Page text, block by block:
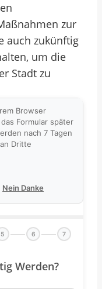
zur
auch zukünftig
um die
Stadt zu
Browser
Formular später
nach 7 Tagen
Dritte
Nein Danke
5 6 7
Werden?